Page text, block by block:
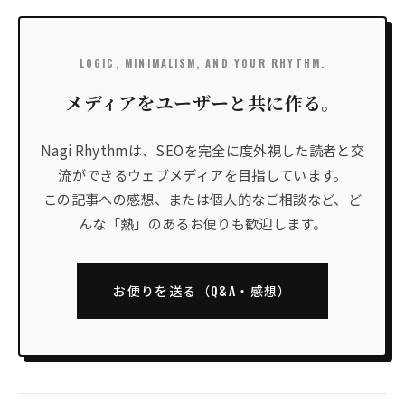
LOGIC, MINIMALISM, AND YOUR RHYTHM.
メディアをユーザーと共に作る。
Nagi Rhythmは、SEOを完全に度外視した読者と交
流ができるウェブメディアを目指しています。
この記事への感想、または個人的なご相談など、ど
んな「熱」のあるお便りも歓迎します。
お便りを送る（Q&A・感想）